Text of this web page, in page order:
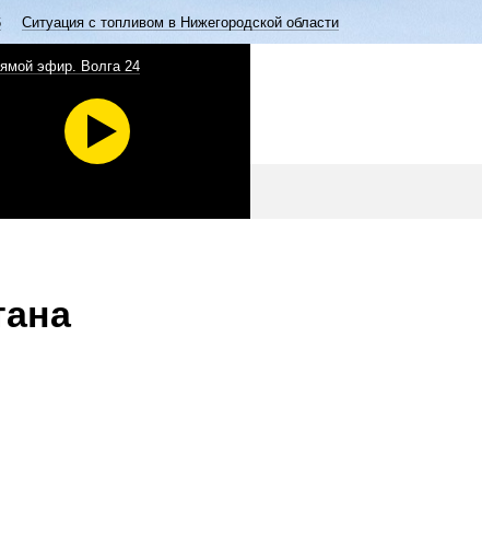
Ситуация с топливом в Нижегородской области
эфир. Волга 24